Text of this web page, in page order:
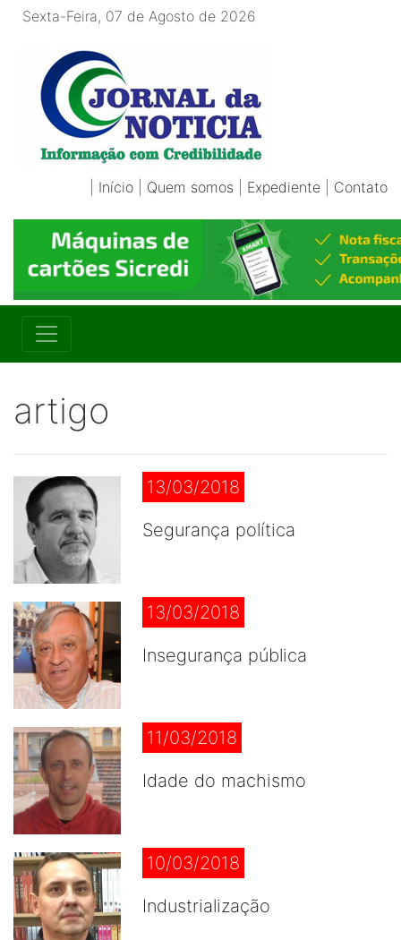
Sexta-Feira, 07 de Agosto de 2026
Início Quem somos Expediente Contato
artigo
13/03/2018
Segurança política
13/03/2018
Insegurança pública
11/03/2018
Idade do machismo
10/03/2018
Industrialização